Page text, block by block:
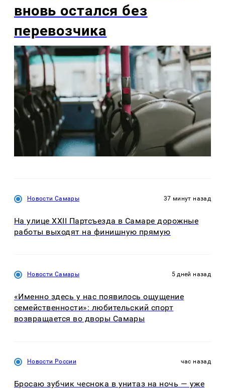
вновь остался без
перевозчика
Новости Самары 37 минут назад
На улице XXII Партсъезда в Самаре дорожные
работы выходят на финишную прямую
Новости Самары 5 дней назад
«Именно здесь у нас появилось ощущение
семейственности»: любительский спорт
возвращается во дворы Самары
Новости России час назад
Бросаю зубчик чеснока в унитаз на ночь — уже